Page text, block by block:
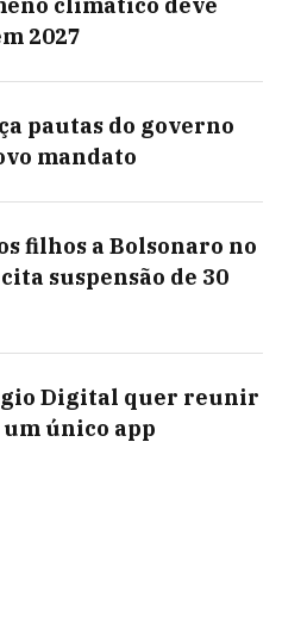
2027
pautas do governo
mandato
filhos a Bolsonaro no
suspensão de 30
Digital quer reunir
um único app